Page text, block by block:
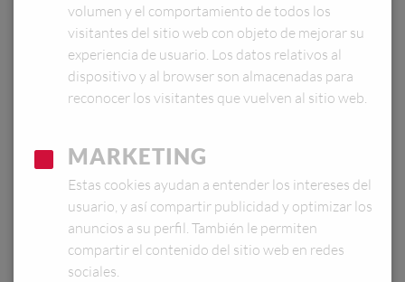
0,4 L
volumen y el comportamiento de todos los
visitantes del sitio web con objeto de mejorar su
experiencia de usuario. Los datos relativos al
dispositivo y al browser son almacenadas para
reconocer los visitantes que vuelven al sitio web.
MARKETING
Estas cookies ayudan a entender los intereses del
usuario, y así compartir publicidad y optimizar los
anuncios a su perfil. También le permiten
compartir el contenido del sitio web en redes
sociales.